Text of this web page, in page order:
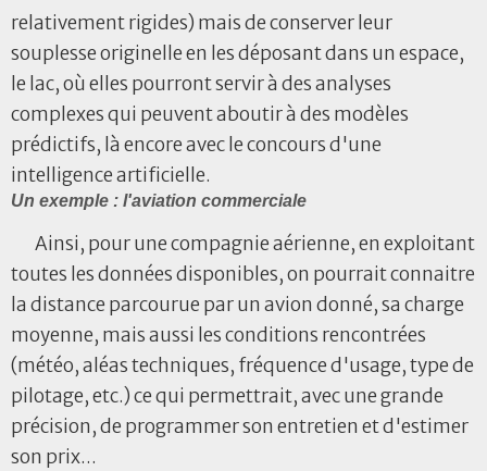
relativement rigides) mais de conserver leur
souplesse originelle en les déposant dans un espace,
le lac, où elles pourront servir à des analyses
complexes qui peuvent aboutir à des modèles
prédictifs, là encore avec le concours d'une
intelligence artificielle.
Un exemple : l'aviation commerciale
Ainsi, pour une compagnie aérienne, en exploitant
toutes les données disponibles, on pourrait connaitre
la distance parcourue par un avion donné, sa charge
moyenne, mais aussi les conditions rencontrées
(météo, aléas techniques, fréquence d'usage, type de
pilotage, etc.) ce qui permettrait, avec une grande
précision, de programmer son entretien et d'estimer
son prix...